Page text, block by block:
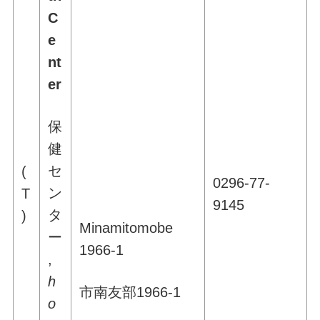
Minamitomobe
1966-1
市南友部1966-1
(
T
)
C
e
nt
er
保
健
セ
ン
タ
ー
,
h
o
0296-77-
9145